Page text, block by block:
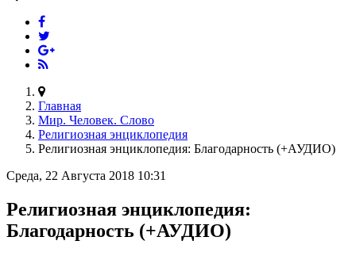
Главная
Мир. Человек. Слово
Религиозная энциклопедия
Религиозная энциклопедия: Благодарность (+АУДИО)
Среда, 22 Августа 2018 10:31
Религиозная энциклопедия:
Благодарность (+АУДИО)